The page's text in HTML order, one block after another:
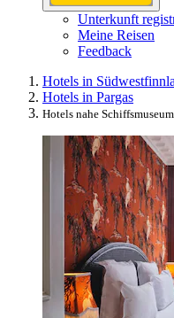
Unterkunft
Meine Reisen
Feedback
Hotels in
Hotels in Pargas
Hotels nahe